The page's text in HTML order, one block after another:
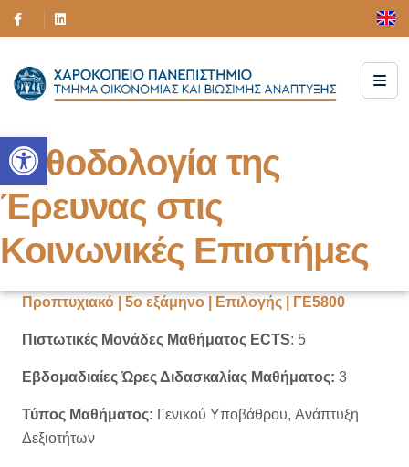
Ανοίξτε τη γραμμή εργαλείων
Μεθοδολογία της
Έρευνας στις
Κοινωνικές Επιστήμες
Προπτυχιακό | 5ο εξάμηνο | Επιλογής | ΓΕ5800
Πιστωτικές Μονάδες Μαθήματος ECTS: 5
Εβδομαδιαίες Ώρες Διδασκαλίας Μαθήματος: 3
Τύπος Μαθήματος: Γενικού Υποβάθρου, Ανάπτυξη
Δεξιοτήτων